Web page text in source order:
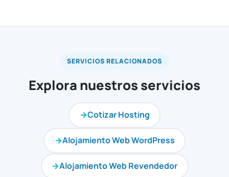
SERVICIOS RELACIONADOS
Explora nuestros servicios
Cotizar Hosting
Alojamiento Web WordPress
Alojamiento Web Revendedor